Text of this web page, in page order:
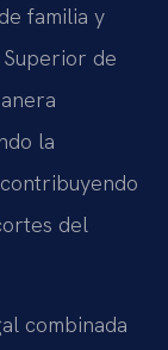
familia y
de
la
del
combinada